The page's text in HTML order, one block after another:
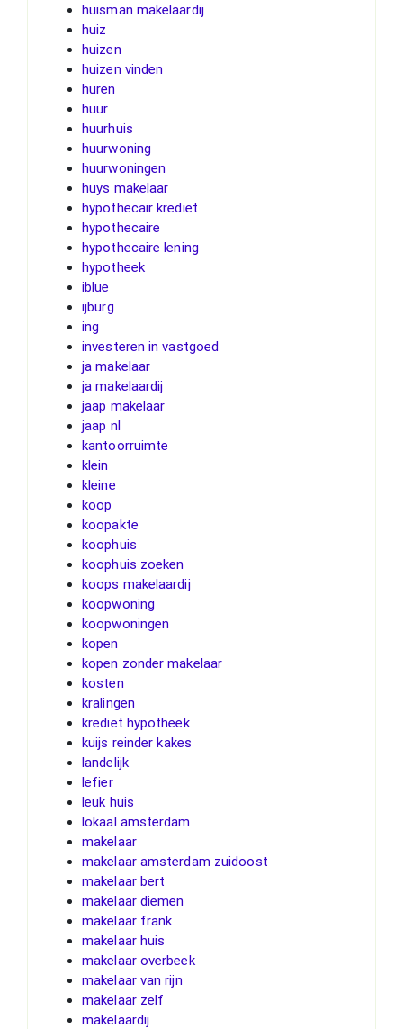
huisman makelaardij
huiz
huizen
huizen vinden
huren
huur
huurhuis
huurwoning
huurwoningen
huys makelaar
hypothecair krediet
hypothecaire
hypothecaire lening
hypotheek
iblue
ijburg
ing
investeren in vastgoed
ja makelaar
ja makelaardij
jaap makelaar
jaap nl
kantoorruimte
klein
kleine
koop
koopakte
koophuis
koophuis zoeken
koops makelaardij
koopwoning
koopwoningen
kopen
kopen zonder makelaar
kosten
kralingen
krediet hypotheek
kuijs reinder kakes
landelijk
lefier
leuk huis
lokaal amsterdam
makelaar
makelaar amsterdam zuidoost
makelaar bert
makelaar diemen
makelaar frank
makelaar huis
makelaar overbeek
makelaar van rijn
makelaar zelf
makelaardij